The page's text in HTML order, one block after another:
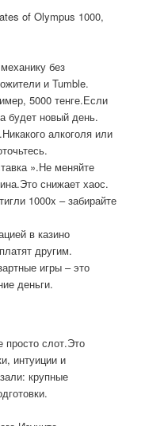
of Olympus 1000,
без
и Tumble.
5000 тенге.Если
будет новый день.
алкоголя или
».Не меняйте
снижает хаос.
1000x – забирайте
в казино
другим.
игры – это
деньги.
просто слот.Это
интуиции и
крупные